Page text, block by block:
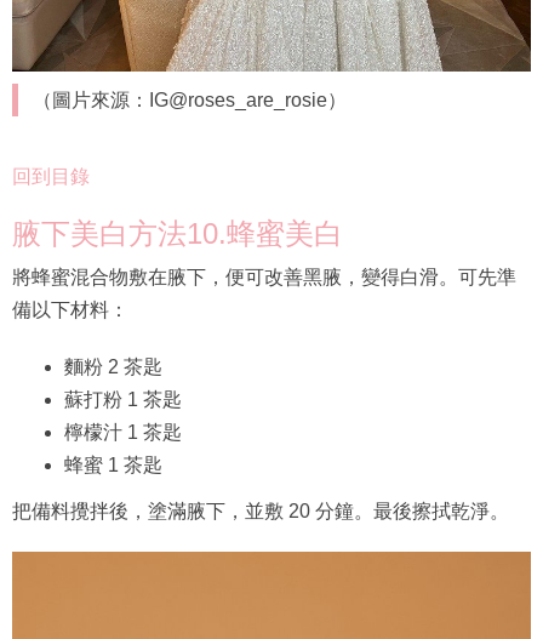
（圖片來源：IG@roses_are_rosie）
回到目錄
腋下美白方法10.蜂蜜美白
將蜂蜜混合物敷在腋下，便可改善黑腋，變得白滑。可先準
備以下材料：
麵粉 2 茶匙
蘇打粉 1 茶匙
檸檬汁 1 茶匙
蜂蜜 1 茶匙
把備料攪拌後，塗滿腋下，並敷 20 分鐘。最後擦拭乾淨。